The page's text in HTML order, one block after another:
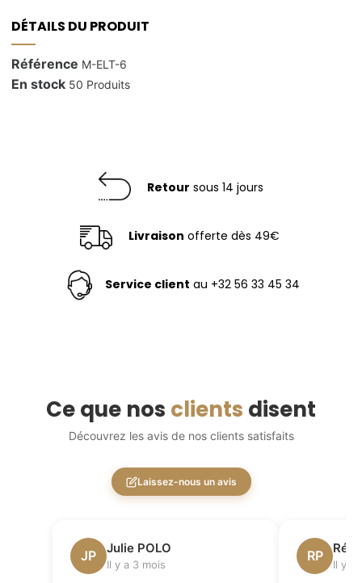
DÉTAILS DU PRODUIT
Référence M-ELT-6
En stock 50 Produits
Retour sous 14 jours
Livraison offerte dès 49€
Service client au +32 56 33 45 34
Ce que nos clients disent
Découvrez les avis de nos clients satisfaits
Laissez-nous un avis
JP Julie POLO
Il y a 3 mois
RP
Il y a